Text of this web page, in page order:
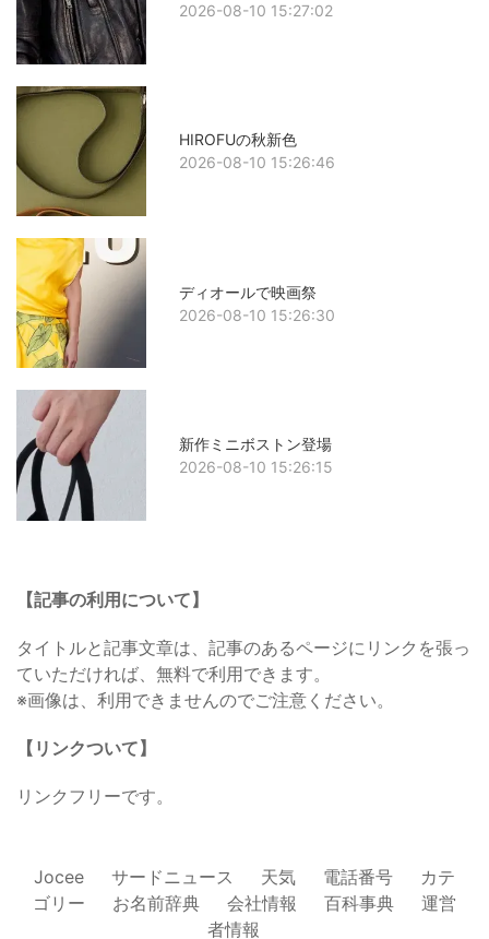
2026-08-10 15:27:02
HIROFUの秋新色
2026-08-10 15:26:46
ディオールで映画祭
2026-08-10 15:26:30
新作ミニボストン登場
2026-08-10 15:26:15
【記事の利用について】
タイトルと記事文章は、記事のあるページにリンクを張っ
ていただければ、無料で利用できます。
※画像は、利用できませんのでご注意ください。
【リンクついて】
リンクフリーです。
Jocee サードニュース 天気 電話番号
カテ
ゴリー
お名前辞典 会社情報 百科事典
運営
者情報